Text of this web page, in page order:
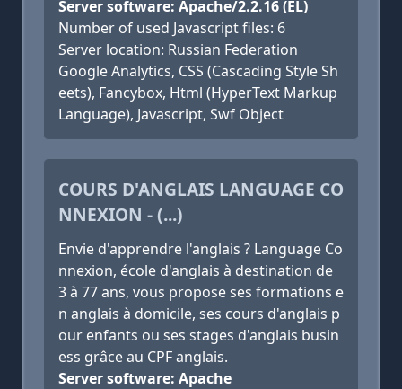
Server software: Apache/2.2.16 (EL)
Number of used Javascript files: 6
Server location: Russian Federation
Google Analytics, CSS (Cascading Style Sh
eets), Fancybox, Html (HyperText Markup
Language), Javascript, Swf Object
COURS D'ANGLAIS LANGUAGE CO
NNEXION - (...)
Envie d'apprendre l'anglais ? Language Co
nnexion, école d'anglais à destination de
3 à 77 ans, vous propose ses formations e
n anglais à domicile, ses cours d'anglais p
our enfants ou ses stages d'anglais busin
ess grâce au CPF anglais.
Server software: Apache